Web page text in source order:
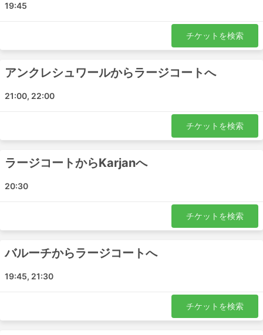
に対応しています。最も安価な旅行は、通常、標準クラス
ギュラーと呼ばれることもあります。これらは短い旅行に
適しています。寝台車やVIPバスは、長期の旅行や一晩の
布、ソフトドリンク、スナック、トイレや給油所での食事
宿泊費を節約できますが、バスのクラスは賢く選んで快適
種類によって異なります。短い旅行でもVIPバスの座席を
購入すれば、普通のバスの2倍の時間を節約できるので、
バスで旅するメリットとデメリット
メリット
電車や飛行機が通っていない目的地へ行くには、バス
が最適です。バスのネットワークはほぼ全国をカバー
しており、ルートも確立されています。
電車や飛行機と異なり、バスは発車予定時刻の数時間
前にバスターミナルに到着する必要がありません。国
りません。また、荷物の許容量は、旅行者にとても優
しく、例え制限されている場合でも超過料金はそれほ
19:45
チケットを検索
アンクレシュワールからラージコートへ
21:00, 22:00
チケットを検索
ラージコートからKarjanへ
20:30
チケットを検索
バルーチからラージコートへ
19:45, 21:30
チケットを検索